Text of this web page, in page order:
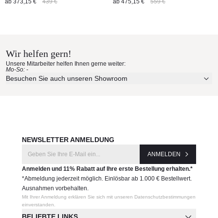
eignen sich selbstverständlich auch für den Innenbereich und
ab 373,15 € 439 €
ab 475,15 € 559 €
Wir helfen gern!
Unsere Mitarbeiter helfen Ihnen gerne weiter:
Mo-So: -
Besuchen Sie auch unseren Showroom
NEWSLETTER ANMELDUNG
ANMELDEN
Anmelden und 11% Rabatt auf Ihre erste Bestellung erhalten.*
*Abmeldung jederzeit möglich. Einlösbar ab 1.000 € Bestellwert.
Ausnahmen vorbehalten.
Mit Ihrer Anmeldung erklären Sie sich mit unseren Datenschutzbestimmungen
einverstanden.